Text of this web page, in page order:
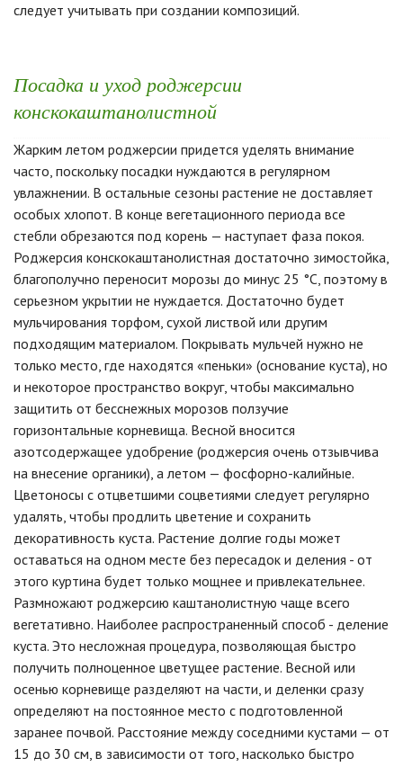
следует учитывать при создании композиций.
Посадка и уход роджерсии
конскокаштанолистной
Жарким летом роджерсии придется уделять внимание
часто, поскольку посадки нуждаются в регулярном
увлажнении. В остальные сезоны растение не доставляет
особых хлопот. В конце вегетационного периода все
стебли обрезаются под корень — наступает фаза покоя.
Роджерсия конскокаштанолистная достаточно зимостойка,
благополучно переносит морозы до минус 25 °C, поэтому в
серьезном укрытии не нуждается. Достаточно будет
мульчирования торфом, сухой листвой или другим
подходящим материалом. Покрывать мульчей нужно не
только место, где находятся «пеньки» (основание куста), но
и некоторое пространство вокруг, чтобы максимально
защитить от бесснежных морозов ползучие
горизонтальные корневища. Весной вносится
азотсодержащее удобрение (роджерсия очень отзывчива
на внесение органики), а летом — фосфорно-калийные.
Цветоносы с отцветшими соцветиями следует регулярно
удалять, чтобы продлить цветение и сохранить
декоративность куста. Растение долгие годы может
оставаться на одном месте без пересадок и деления - от
этого куртина будет только мощнее и привлекательнее.
Размножают роджерсию каштанолистную чаще всего
вегетативно. Наиболее распространенный способ - деление
куста. Это несложная процедура, позволяющая быстро
получить полноценное цветущее растение. Весной или
осенью корневище разделяют на части, и деленки сразу
определяют на постоянное место с подготовленной
заранее почвой. Расстояние между соседними кустами — от
15 до 30 см, в зависимости от того, насколько быстро